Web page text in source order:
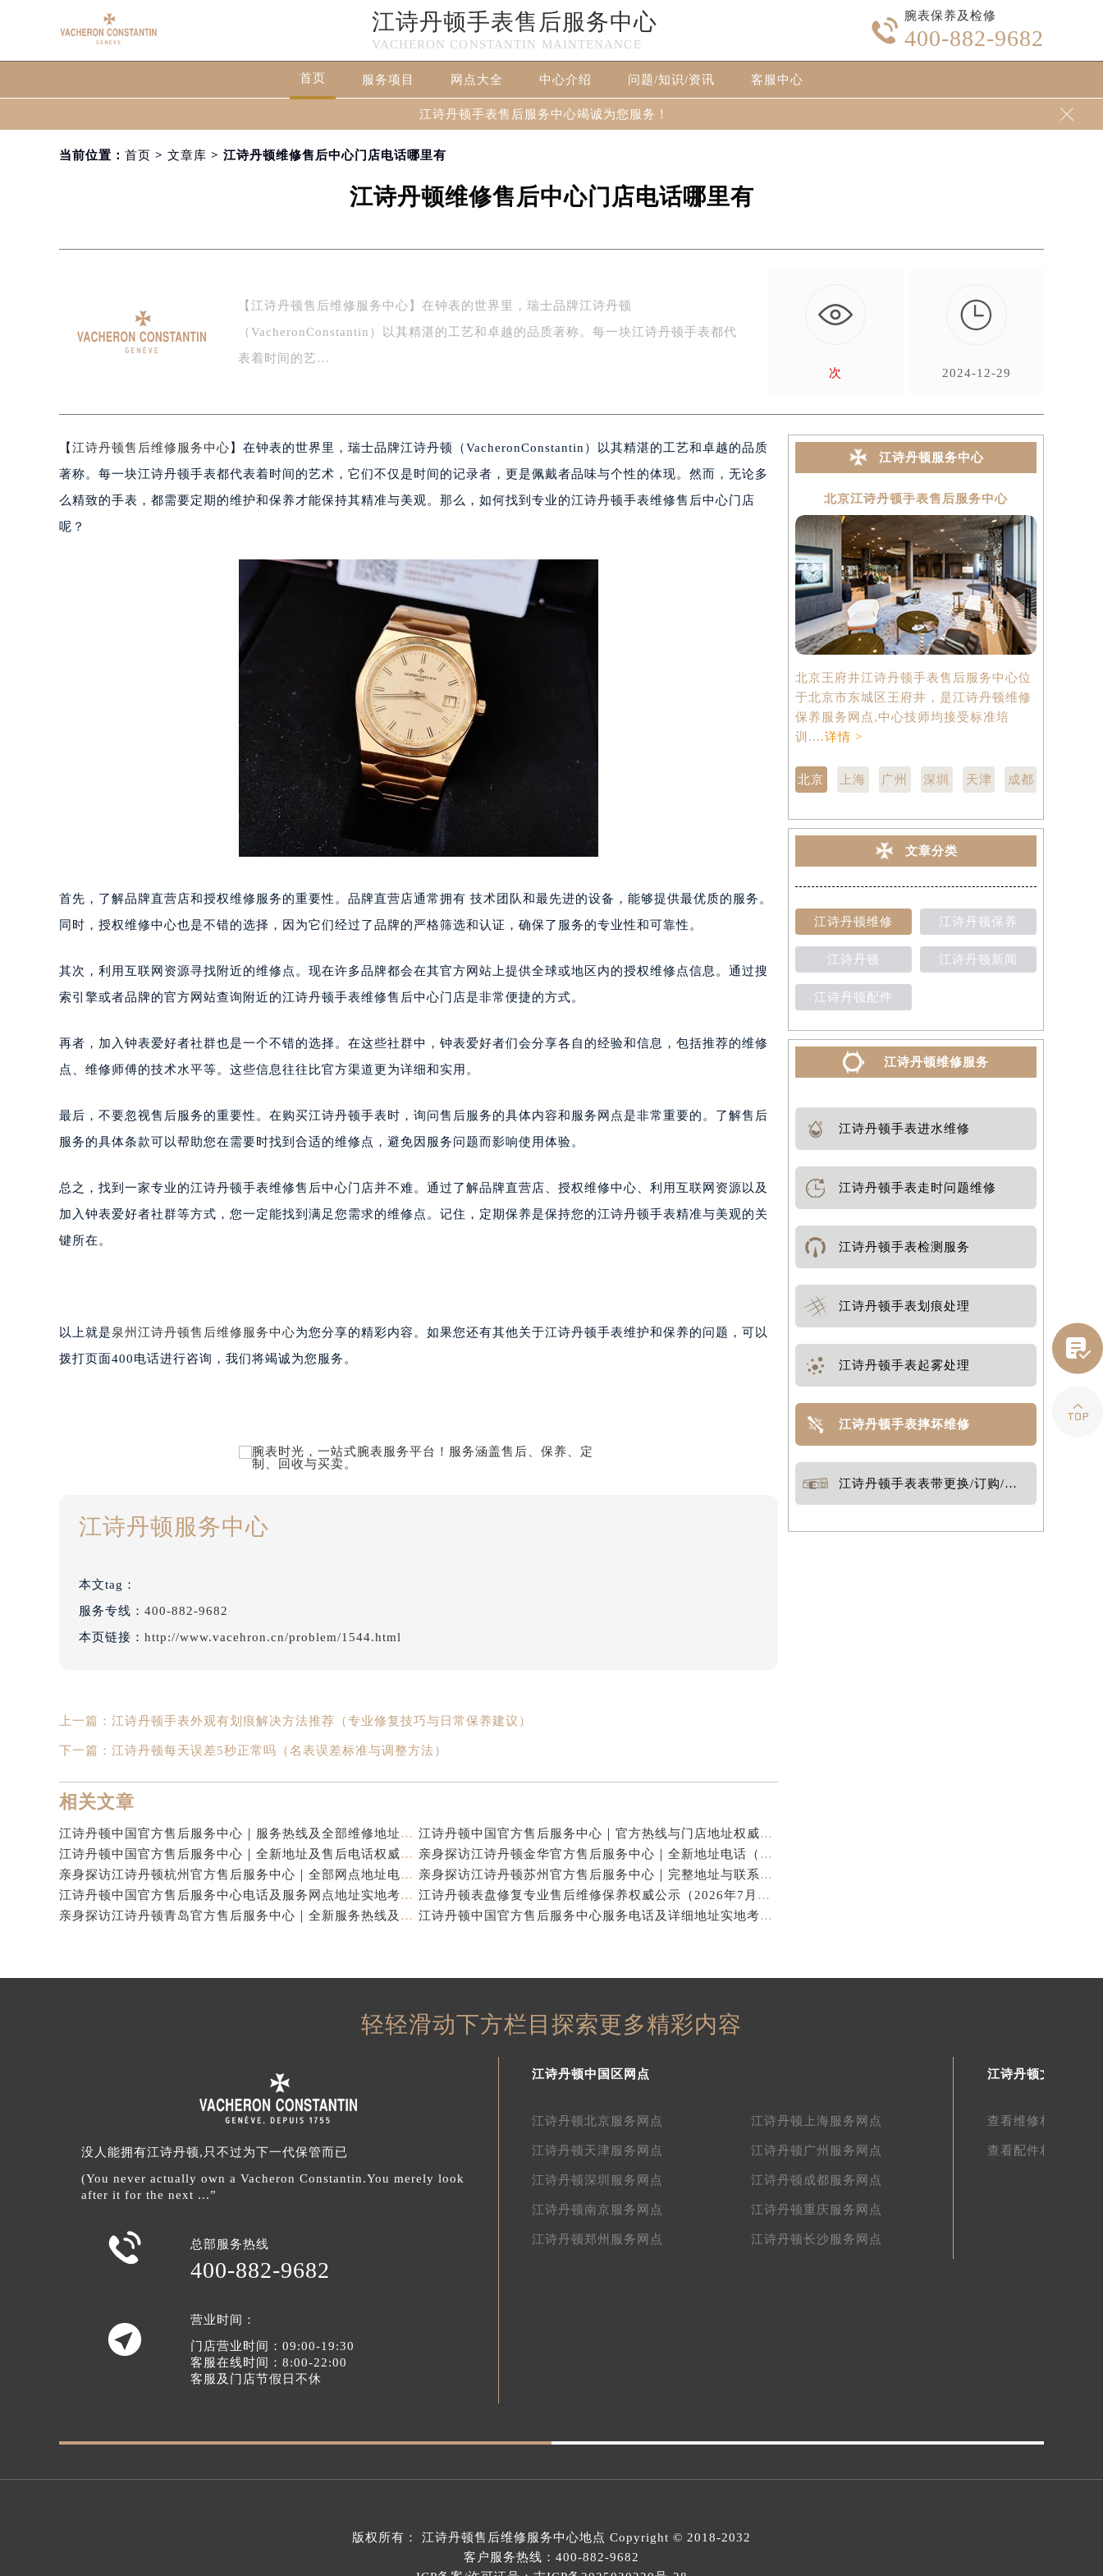
江诗丹顿手表售后服务中心
VACHERON CONSTANTIN MAINTENANCE

腕表保养及检修
400-882-9682
首页 服务项目 网点大全 中心介绍 问题/知识/资讯 客服中心
江诗丹顿手表售后服务中心竭诚为您服务！ 
当前位置： 首页 > 文章库 > 江诗丹顿维修售后中心门店电话哪里有
江诗丹顿维修售后中心门店电话哪里有
【江诗丹顿售后维修服务中心】在钟表的世界里，瑞士品牌江诗丹顿
（VacheronConstantin）以其精湛的工艺和卓越的品质著称。每一块江诗丹顿手表都代
表着时间的艺…
次

2024-12-29
【 江诗丹顿售后维修服务中心 】在钟表的世界里，瑞士品牌江诗丹顿（VacheronConstantin）以其精湛的工艺和卓越的品质
著称。每一块江诗丹顿手表都代表着时间的艺术，它们不仅是时间的记录者，更是佩戴者品味与个性的体现。然而，无论多
么精致的手表，都需要定期的维护和保养才能保持其精准与美观。那么，如何找到专业的江诗丹顿手表维修售后中心门店
呢？
首先，了解品牌直营店和授权维修服务的重要性。品牌直营店通常拥有 技术团队和最先进的设备，能够提供最优质的服务。
同时，授权维修中心也是不错的选择，因为它们经过了品牌的严格筛选和认证，确保了服务的专业性和可靠性。
其次，利用互联网资源寻找附近的维修点。现在许多品牌都会在其官方网站上提供全球或地区内的授权维修点信息。通过搜
索引擎或者品牌的官方网站查询附近的江诗丹顿手表维修售后中心门店是非常便捷的方式。
再者，加入钟表爱好者社群也是一个不错的选择。在这些社群中，钟表爱好者们会分享各自的经验和信息，包括推荐的维修
点、维修师傅的技术水平等。这些信息往往比官方渠道更为详细和实用。
最后，不要忽视售后服务的重要性。在购买江诗丹顿手表时，询问售后服务的具体内容和服务网点是非常重要的。了解售后
服务的具体条款可以帮助您在需要时找到合适的维修点，避免因服务问题而影响使用体验。
总之，找到一家专业的江诗丹顿手表维修售后中心门店并不难。通过了解品牌直营店、授权维修中心、利用互联网资源以及
加入钟表爱好者社群等方式，您一定能找到满足您需求的维修点。记住，定期保养是保持您的江诗丹顿手表精准与美观的关
键所在。
以上就是泉州江诗丹顿售后维修服务中心为您分享的精彩内容。如果您还有其他关于江诗丹顿手表维护和保养的问题，可以
拨打页面400电话进行咨询，我们将竭诚为您服务。
江诗丹顿服务中心
本文tag：
服务专线： 400-882-9682
本页链接： http://www.vacehron.cn/problem/1544.html
上一篇： 江诗丹顿手表外观有划痕解决方法推荐（专业修复技巧与日常保养建议）
下一篇： 江诗丹顿每天误差5秒正常吗（名表误差标准与调整方法）
相关文章
江诗丹顿中国官方售后服务中心｜服务热线及全部维修地址权威信息通告（2026年7月最新）
江诗丹顿中国官方售后服务中心｜官方热线与门店地址权威信息声明（2026年7月最新）
江诗丹顿中国官方售后服务中心｜全新地址及售后电话权威信息通告（2026年7月最新）
亲身探访江诗丹顿金华官方售后服务中心｜全新地址电话（2026年7月最新）
亲身探访江诗丹顿杭州官方售后服务中心｜全部网点地址电话（2026年7月最新）
亲身探访江诗丹顿苏州官方售后服务中心｜完整地址与联系电话（2026年7月最新）
江诗丹顿中国官方售后服务中心电话及服务网点地址实地考察报告_多信源验证（2026年7月最新）
江诗丹顿表盘修复专业售后维修保养权威公示（2026年7月最新）
亲身探访江诗丹顿青岛官方售后服务中心｜全新服务热线及门店地址（2026年7月最新）
江诗丹顿中国官方售后服务中心服务电话及详细地址实地考察报告_多信源验证（2026年7月最新）
江诗丹顿服务中心
北京江诗丹顿手表售后服务中心
北京王府井江诗丹顿手表售后服务中心位
于北京市东城区王府井，是江诗丹顿维修
保养服务网点,中心技师均接受标准培
训....详情 >
北京 上海 广州 深圳 天津 成都
文章分类
江诗丹顿维修 江诗丹顿保养
江诗丹顿 江诗丹顿新闻
江诗丹顿配件
江诗丹顿维修服务
江诗丹顿手表进水维修
江诗丹顿手表走时问题维修
江诗丹顿手表检测服务
江诗丹顿手表划痕处理
江诗丹顿手表起雾处理
江诗丹顿手表摔坏维修
江诗丹顿手表表带更换/订购/定制
轻轻滑动下方栏目探索更多精彩内容
没人能拥有江诗丹顿,只不过为下一代保管而已
(You never actually own a Vacheron Constantin.You merely look
after it for the next ...”
 总部服务热线
400-882-9682

营业时间：
门店营业时间：09:00-19:30
客服在线时间：8:00-22:00
客服及门店节假日不休
江诗丹顿中国区网点
江诗丹顿北京服务网点 江诗丹顿上海服务网点
江诗丹顿天津服务网点 江诗丹顿广州服务网点
江诗丹顿深圳服务网点 江诗丹顿成都服务网点
江诗丹顿南京服务网点 江诗丹顿重庆服务网点
江诗丹顿郑州服务网点 江诗丹顿长沙服务网点
江诗丹顿文章库
查看维修相关文章
查看配件相关文章
版权所有： 江诗丹顿售后维修服务中心地点 Copyright © 2018-2032
客户服务热线： 400-882-9682

